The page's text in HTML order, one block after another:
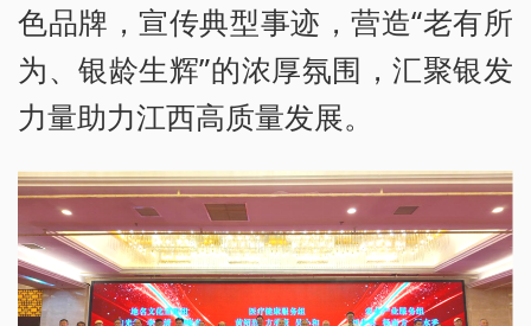
色品牌，宣传典型事迹，营造“老有所
为、银龄生辉”的浓厚氛围，汇聚银发
力量助力江西高质量发展。